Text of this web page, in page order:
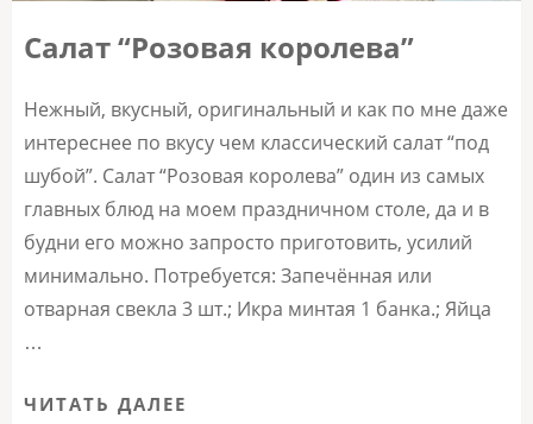
Салат “Розовая королева”
Нежный, вкусный, оригинальный и как по мне даже
интереснее по вкусу чем классический салат “под
шубой”. Салат “Розовая королева” один из самых
главных блюд на моем праздничном столе, да и в
будни его можно запросто приготовить, усилий
минимально. Потребуется: Запечённая или
отварная свекла 3 шт.; Икра минтая 1 банка.; Яйца
…
ЧИТАТЬ ДАЛЕЕ